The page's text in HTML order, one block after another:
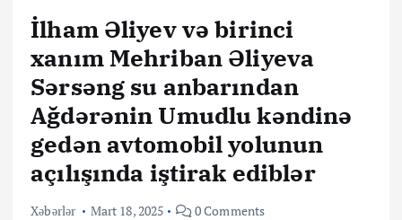
İlham Əliyev və birinci
xanım Mehriban Əliyeva
Sərsəng su anbarından
Ağdərənin Umudlu kəndinə
gedən avtomobil yolunun
açılışında iştirak ediblər
Xəbərlər Mart 18, 2025 0 Comments